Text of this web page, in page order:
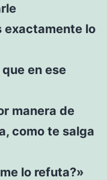
exactamente lo
en ese
manera de
como te salga
lo refuta?»